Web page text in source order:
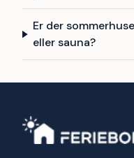
Er der
eller sauna?